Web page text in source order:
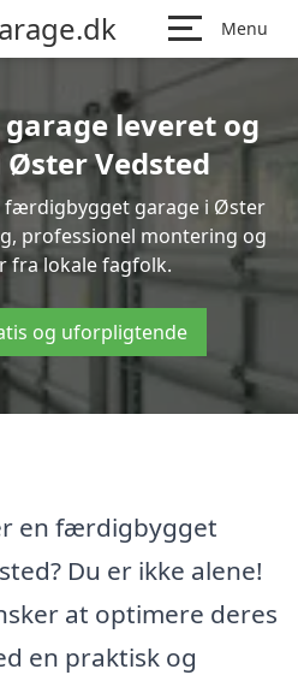
Menu
leveret og
Vedsted
færdigbygget garage i Øster
professionel montering og
fra lokale fagfolk.
og uforpligtende
en færdigbygget
Du er ikke alene!
at optimere deres
en praktisk og